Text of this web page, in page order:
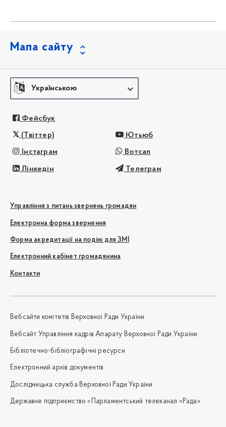
Мапа сайту
Українською
Фейсбук
(Твіттер) Ютьюб
Інстаграм Вотсап
Лінкедін Телеграм
Управління з питань звернень громадян
Електронна форма звернення
Форма акредитації на подію для ЗМІ
Електронний кабінет громадянина
Контакти
Вебсайти комітетів Верховної Ради України
Вебсайт Управління кадрів Апарату Верховної Ради України
Бібліотечно-бібліографічні ресурси
Електронний архів документів
Дослідницька служба Верховної Ради України
Державне підприємство «Парламентський телеканал «Рада»